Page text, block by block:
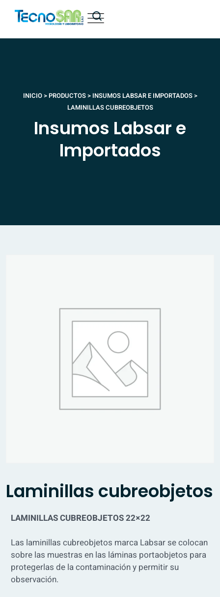
INICIO> PRODUCTOS> INSUMOS LABSAR E IMPORTADOS>
LAMINILLAS CUBREOBJETOS
Insumos Labsar e
Importados
Laminillas cubreobjetos
LAMINILLAS CUBREOBJETOS 22×22
Las laminillas cubreobjetos marca Labsar se colocan
sobre las muestras en las láminas portaobjetos para
protegerlas de la contaminación y permitir su
observación.